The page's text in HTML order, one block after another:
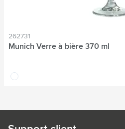
262731
Munich Verre à bière 370 ml
translucide